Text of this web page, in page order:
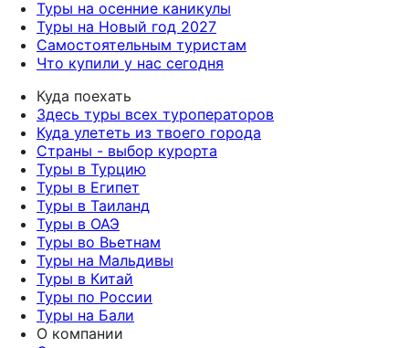
Туры на осенние каникулы
Туры на Новый год 2027
Самостоятельным туристам
Что купили у нас сегодня
Куда поехать
Здесь туры всех туроператоров
Куда улететь из твоего города
Страны - выбор курорта
Туры в Турцию
Туры в Египет
Туры в Таиланд
Туры в ОАЭ
Туры во Вьетнам
Туры на Мальдивы
Туры в Китай
Туры по России
Туры на Бали
О компании